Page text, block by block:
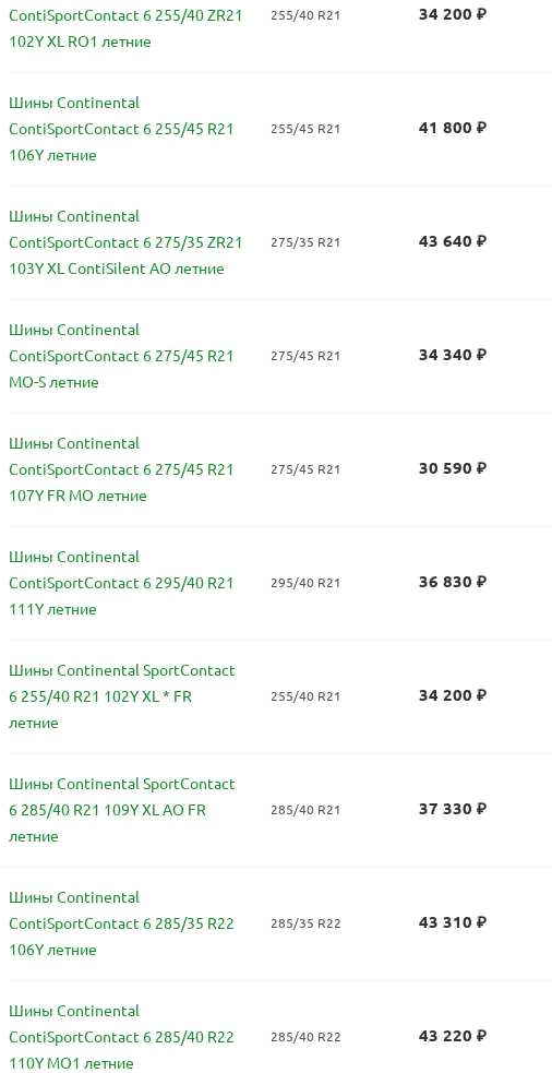
ContiSportContact 6 255/40 ZR21
102Y XL RO1 летние
255/40 R21 34 200 ₽
Шины Continental
ContiSportContact 6 255/45 R21
106Y летние
255/45 R21 41 800 ₽
Шины Continental
ContiSportContact 6 275/35 ZR21
103Y XL ContiSilent AO летние
275/35 R21 43 640 ₽
Шины Continental
ContiSportContact 6 275/45 R21
MO-S летние
275/45 R21 34 340 ₽
Шины Continental
ContiSportContact 6 275/45 R21
107Y FR MO летние
275/45 R21 30 590 ₽
Шины Continental
ContiSportContact 6 295/40 R21
111Y летние
295/40 R21 36 830 ₽
Шины Continental SportContact
6 255/40 R21 102Y XL * FR
летние
255/40 R21 34 200 ₽
Шины Continental SportContact
6 285/40 R21 109Y XL AO FR
летние
285/40 R21 37 330 ₽
Шины Continental
ContiSportContact 6 285/35 R22
106Y летние
285/35 R22 43 310 ₽
Шины Continental
ContiSportContact 6 285/40 R22
110Y MO1 летние
285/40 R22 43 220 ₽